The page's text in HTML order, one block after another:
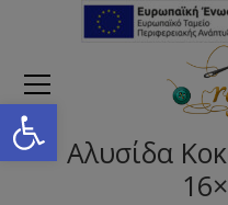
Open toolbar
Αλυσίδα